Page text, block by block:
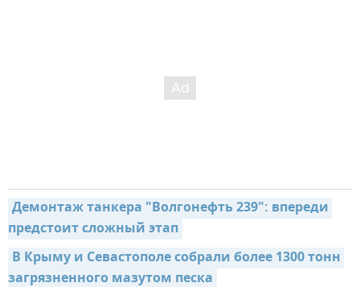
Демонтаж танкера "Волгонефть 239": впереди
предстоит сложный этап
В Крыму и Севастополе собрали более 1300 тонн
загрязненного мазутом песка